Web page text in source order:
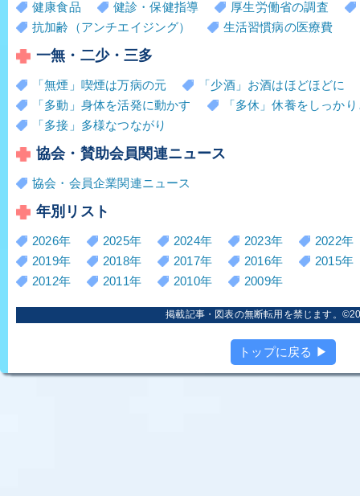
健康食品
健診・保健指導
厚生労働省の調査
抗加齢（アンチエイジング）
生活習慣病の医療費
一無・二少・三多
「無煙」喫煙は万病の元
「少酒」お酒はほどほどに
「多動」身体を活発に動かす
「多休」休養をしっか
「多接」多様なつながり
協会・賛助会員関連ニュース
協会・会員企業関連ニュース
年別リスト
2026年 2025年 2024年 2023年
2022年
2019年
2018年 2017年 2016年
2015年
2012年
2011年 2010年 2009年
掲載記事・図表の無断転用を禁じます。
トップに戻る ▶